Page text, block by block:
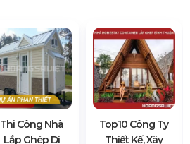
Thi Công Nhà
Lắp Ghép Di
Top10 Công Ty
Thiết Kế, Xây